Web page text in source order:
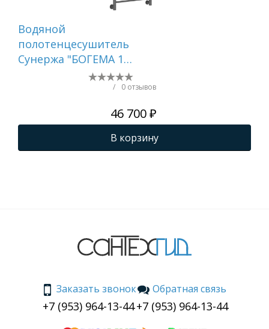
Водяной
полотенцесушитель
Сунержа "БОГЕМА 1П
+" 1000х500 (Графит)
/ 0 отзывов
46 700 ₽
В корзину
Заказать звонок
+7 (953) 964-13-44
Обратная связь
+7 (953) 964-13-44